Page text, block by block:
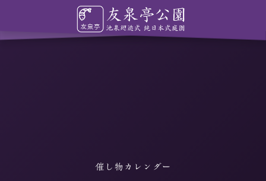
催し物カレンダー